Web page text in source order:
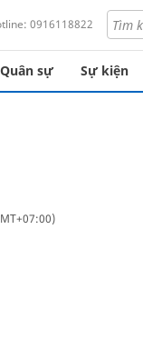
0916118822
Quân sự Sự kiện